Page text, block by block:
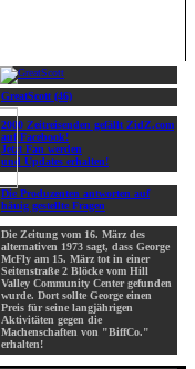
GreatScott (46)
2000 Zeitreisenden gefällt ZidZ.com
auf Facebook!
Jetzt Fan werden
und Updates erhalten!
Die Produzenten antworten auf
häuig gestellte Fragen
Die Zeitung vom 16. März des
alternativen 1973 sagt, dass George
McFly am 15. März tot in einer
Seitenstraße 2 Blöcke vom Hill
Valley Community Center gefunden
wurde. Dort sollte George einen
Preis für seine langjährigen
Aktivitäten gegen die
Machenschaften von "BiffCo."
erhalten!